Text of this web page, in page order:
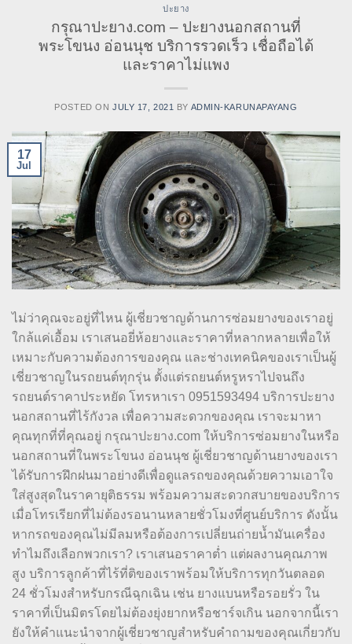
ปะยาง
กรุณาปะยาง.com – ปะยางนอกสถานที่
พระโขนง อ่อนนุช บริการรวดเร็ว เชื่อถือได้
และราคาไม่แพง
POSTED ON JULY 17, 2021 BY ADMIN-KARUNAPAYANG
17
Jul
ไม่ว่าคุณจะอยู่ที่ไหน ผู้เชี่ยวชาญด้านการซ่อมยางของเราอยู่
ใกล้แค่เอื้อม เราเสนอยี่ห้อยางและราคาที่หลากหลายเพื่อให้
เหมาะกับความต้องการของคุณ และช่างเทคนิคของเราเป็นผู้
เชี่ยวชาญในรถยนต์ทุกรุ่น ตั้งแต่รถยนต์หรูหราไปจนถึง
รถยนต์ราคาประหยัด โทรหาเรา 0951593494 บริการปะยาง
นอกสถานที่ไร้กังวล เพื่อความสะดวกของคุณ เราจะมาหา
คุณทุกที่ที่คุณอยู่ กรุณาปะยาง.com ให้บริการซ่อมยางในหรือ
นอกสถานที่ในพระโขนง อ่อนนุช ผู้เชี่ยวชาญด้านยางของเรา
ได้รับการฝึกฝนมาอย่างดีเพื่อดูแลรถของคุณด้วยความเอาใจ
ใส่สูงสุดในราคายุติธรรม พร้อมความสะดวกสบายของบริการ
เมื่อโทรเรียกที่ไม่ต้องรอนานหลายชั่วโมงที่ศูนย์บริการ ดังนั้น
หากรถของคุณไม่มีลมหรือต้องการเปลี่ยนถ่ายน้ำมันเครื่อง
ทำไมถึงเลือกพวกเรา? เราเสนอราคาต่ำ แต่ผลงานคุณภาพ
สูง บริการลูกค้าที่ไร้ที่ติของเราพร้อมให้บริการทุกวันตลอด
24 ชั่วโมงสำหรับกรณีฉุกเฉิน เช่น ยางแบนหรือรอยรั่ว ใน
ราคาที่เป็นมิตรโดยไม่ต้องยุ่งยากหรือชาร์จเกิน นอกจากนี้เรา
ยังให้คำแนะนำจากผู้เชี่ยวชาญสำหรับคำถามของคุณเกี่ยวกับ